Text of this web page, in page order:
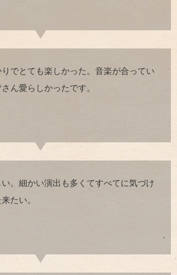
でとても楽しかった。音楽が合ってい
ん愛らしかったです。
。細かい演出も多くてすべてに気づけ
たい。